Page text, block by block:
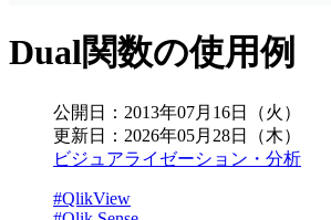
Dual関数の使用例
公開日： 2013年07月16日（火）
更新日： 2026年05月28日（木）
ビジュアライゼーション・分析
#QlikView